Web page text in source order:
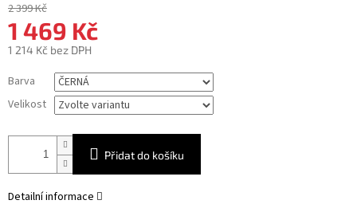
2 399 Kč
1 469 Kč
1 214 Kč bez DPH
cena:
Barva
Velikost
Přidat do košíku
Detailní informace